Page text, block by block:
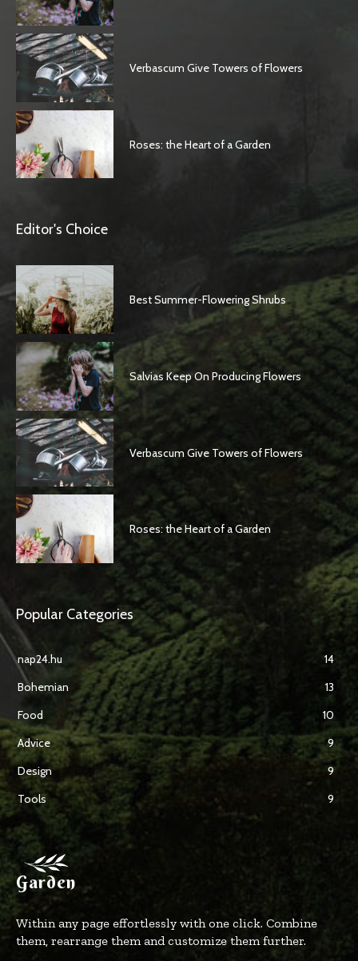
Verbascum Give Towers of Flowers
Roses: the Heart of a Garden
Editor's Choice
Best Summer-Flowering Shrubs
Salvias Keep On Producing Flowers
Verbascum Give Towers of Flowers
Roses: the Heart of a Garden
Popular Categories
nap24.hu
14
Bohemian
13
Food
10
Advice
9
Design
9
Tools
9
Garden
Within any page effortlessly with one click. Combine
them, rearrange them and customize them further.